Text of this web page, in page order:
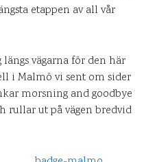
etappen av all vår
längs vägarna för den här
i Malmö vi sent om sider
morsning and goodbye
rullar ut på vägen bredvid